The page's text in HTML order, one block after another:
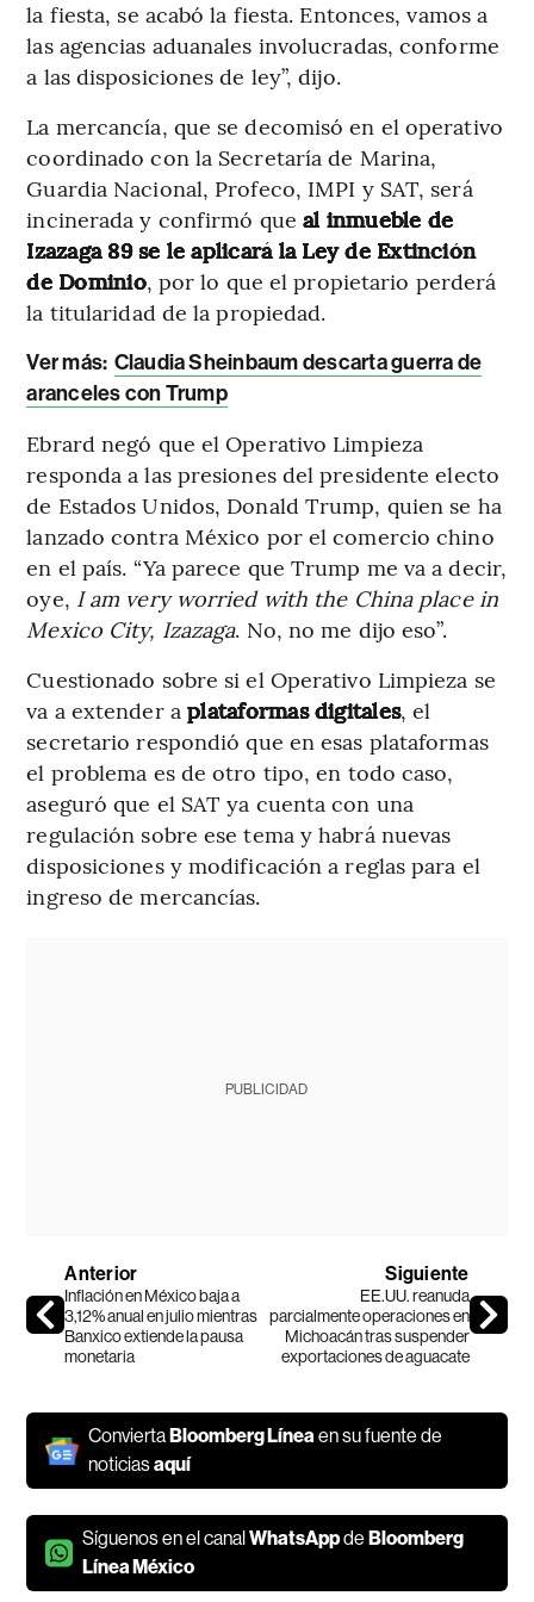
la fiesta, se acabó la fiesta. Entonces, vamos a
las agencias aduanales involucradas, conforme
a las disposiciones de ley”, dijo.
La mercancía, que se decomisó en el operativo
coordinado con la Secretaría de Marina,
Guardia Nacional, Profeco, IMPI y SAT, será
incinerada y confirmó que al inmueble de
Izazaga 89 se le aplicará la Ley de Extinción
de Dominio, por lo que el propietario perderá
la titularidad de la propiedad.
Ver más: Claudia Sheinbaum descarta guerra de
aranceles con Trump
Ebrard negó que el Operativo Limpieza
responda a las presiones del presidente electo
de Estados Unidos, Donald Trump, quien se ha
lanzado contra México por el comercio chino
en el país. “Ya parece que Trump me va a decir,
oye, I am very worried with the China place in
Mexico City, Izazaga. No, no me dijo eso”.
Cuestionado sobre si el Operativo Limpieza se
va a extender aplataformas digitales, el
secretario respondió que en esas plataformas
el problema es de otro tipo, en todo caso,
aseguró que el SAT ya cuenta con una
regulación sobre ese tema y habrá nuevas
disposiciones y modificación a reglas para el
ingreso de mercancías.
PUBLICIDAD
Anterior
Inflación en México baja a
3,12% anual en julio mientras
Banxico extiende la pausa
monetaria
Siguiente
EE.UU. reanuda
parcialmente operaciones en
Michoacán tras suspender
exportaciones de aguacate
Convierta Bloomberg Líneaen su fuente de
noticiasaquí
Síguenos en el canalWhatsAppde Bloomberg
Línea México